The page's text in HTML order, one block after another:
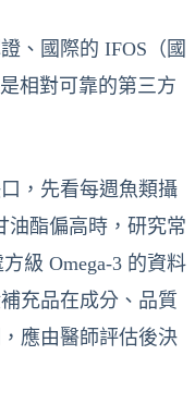
、國際的 IFOS（國
相對可靠的第三方
，先看每週魚類攝
油酯偏高時，研究常
級 Omega-3 的資料
充品在成分、品質
應由醫師評估後決